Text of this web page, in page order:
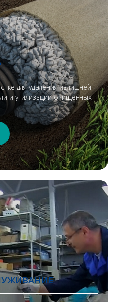
для удаления излишней
и утилизации очищенных